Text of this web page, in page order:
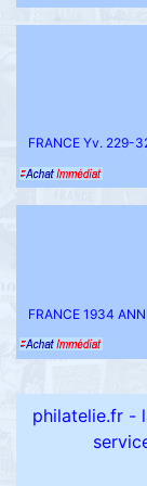
FRANCE Yv. 229-
FRANCE 1934
philatelie.fr -